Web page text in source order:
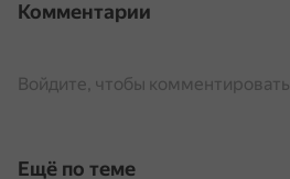
Комментарии
Войдите, чтобы комментировать
Ещё по теме